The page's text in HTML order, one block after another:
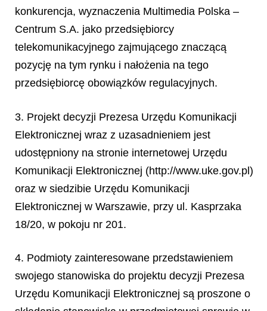
konkurencja, wyznaczenia Multimedia Polska –
Centrum S.A. jako przedsiębiorcy
telekomunikacyjnego zajmującego znaczącą
pozycję na tym rynku i nałożenia na tego
przedsiębiorcę obowiązków regulacyjnych.
3. Projekt decyzji Prezesa Urzędu Komunikacji
Elektronicznej wraz z uzasadnieniem jest
udostępniony na stronie internetowej Urzędu
Komunikacji Elektronicznej (http://www.uke.gov.pl)
oraz w siedzibie Urzędu Komunikacji
Elektronicznej w Warszawie, przy ul. Kasprzaka
18/20, w pokoju nr 201.
4. Podmioty zainteresowane przedstawieniem
swojego stanowiska do projektu decyzji Prezesa
Urzędu Komunikacji Elektronicznej są proszone o